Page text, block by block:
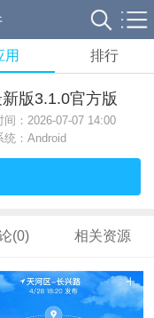
用 排行
版3.1.0官方版
间：2026-07-07 14:00
统：Android
(0) 相关资源